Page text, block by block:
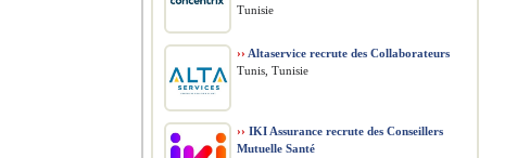
Tunisie
›› Altaservice recrute des Collaborateurs
Tunis, Tunisie
›› IKI Assurance recrute des Conseillers
Mutuelle Santé